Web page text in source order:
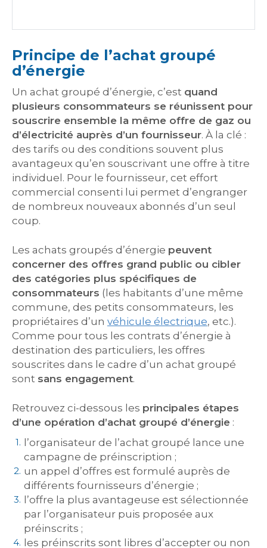
Principe de l’achat groupé
d’énergie
Un achat groupé d’énergie, c’est quand
plusieurs consommateurs se réunissent pour
souscrire ensemble la même offre de gaz ou
d’électricité auprès d’un fournisseur. À la clé :
des tarifs ou des conditions souvent plus
avantageux qu’en souscrivant une offre à titre
individuel. Pour le fournisseur, cet effort
commercial consenti lui permet d’engranger
de nombreux nouveaux abonnés d’un seul
coup.
Les achats groupés d’énergie peuvent
concerner des offres grand public ou cibler
des catégories plus spécifiques de
consommateurs (les habitants d’une même
commune, des petits consommateurs, les
propriétaires d’un véhicule électrique, etc.).
Comme pour tous les contrats d’énergie à
destination des particuliers, les offres
souscrites dans le cadre d’un achat groupé
sont sans engagement.
Retrouvez ci-dessous les principales étapes
d’une opération d’achat groupé d’énergie :
l’organisateur de l’achat groupé lance une
campagne de préinscription ;
un appel d’offres est formulé auprès de
différents fournisseurs d’énergie ;
l’offre la plus avantageuse est sélectionnée
par l’organisateur puis proposée aux
préinscrits ;
les préinscrits sont libres d’accepter ou non